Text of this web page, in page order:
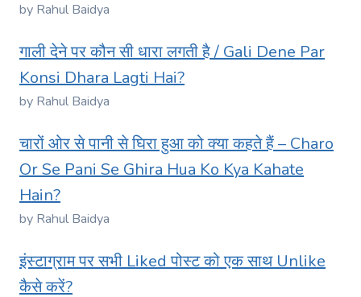
by Rahul Baidya
गाली देने पर कौन सी धारा लगती है / Gali Dene Par
Konsi Dhara Lagti Hai?
by Rahul Baidya
चारों ओर से पानी से घिरा हुआ को क्या कहते हैं – Charo
Or Se Pani Se Ghira Hua Ko Kya Kahate
Hain?
by Rahul Baidya
इंस्टाग्राम पर सभी Liked पोस्ट को एक साथ Unlike
कैसे करें?